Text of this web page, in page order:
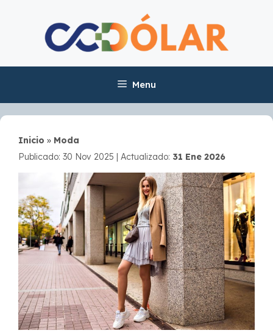
Menu
Inicio » Moda
Publicado: 30 Nov 2025 | Actualizado: 31 Ene 2026